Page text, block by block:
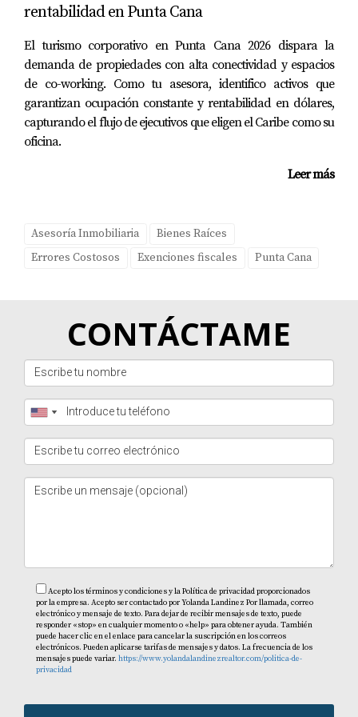
propiedad.
ESTUDIO DE CASO: GRUPO DE
AMIGOS
Un grupo de amigos decidió unir fuerzas para comprar
una villa en Punta Cana como inversión conjunta. Al
principio todo parecía perfecto; sin embargo, pronto
el alquiler. Sin un acuerdo claro desde el principio, las
tensiones aumentaron y amenazaron con dividir al
grupo. Tener un contrato formal que defina roles,
responsabilidades y distribución de ingresos puede
ayudar a prevenir conflictos futuros y asegurar una
experiencia positiva para todos los involucrados.
CONCLUSIÓN
Invertir en bienes raíces en Punta Cana ofrece
oportunidades emocionantes pero también presenta
adecuadamente. Sin embargo, al conocer las exenciones
fiscales disponibles y aprender de las experiencias
pasadas de otros inversores, puedes navegar por este
mercado con confianza. Recuerda siempre realizar una
investigación exhaustiva, contar con asesoría legal
adecuada y establecer planes claros para tu inversión. Si
rentabilidad en Punta Cana
El turismo corporativo en Punta Cana 2026 dispara la
demanda de propiedades con alta conectividad y espacios
de co-working. Como tu asesora, identifico activos que
garantizan ocupación constante y rentabilidad en dólares,
capturando el flujo de ejecutivos que eligen el Caribe como su
oficina.
Leer más
Asesoría Inmobiliaria
Bienes Raíces
Errores Costosos
Exenciones fiscales Punta Cana
CONTÁCTAME
Acepto los términos y condiciones y la Política de privacidad proporcionados
por la empresa. Acepto ser contactado por Yolanda Landinez Por llamada, correo
electrónico y mensaje de texto. Para dejar de recibir mensajes de texto, puede
responder «stop» en cualquier momento o «help» para obtener ayuda. También
puede hacer clic en el enlace para cancelar la suscripción en los correos
electrónicos. Pueden aplicarse tarifas de mensajes y datos. La frecuencia de los
mensajes puede variar. https://www.yolandalandinezrealtor.com/politica-de-
privacidad